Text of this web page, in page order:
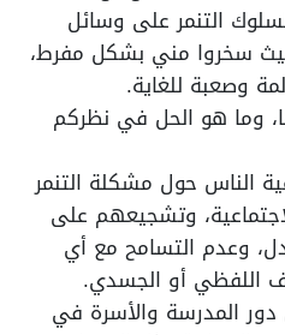
التنمر على وسائل
حيث سخروا مني بشكل مفرط،
وصعبة للغاية.
وما هو الحل في نظركم
الناس حول مشكلة التنمر
وتشجيعهم على
وعدم التسامح مع أي
اللفظي أو الجسدي.
دور المدرسة والأسرة في